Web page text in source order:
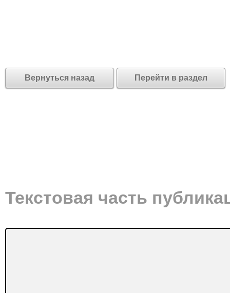
Вернуться назад Перейти в раздел
Текстовая часть